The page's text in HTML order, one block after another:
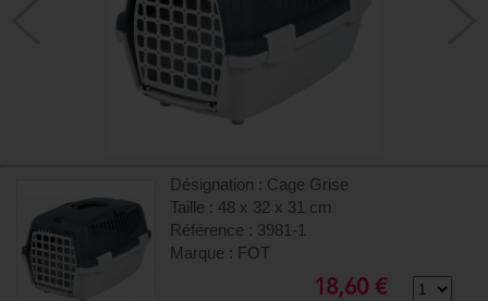
Désignation : Cage Grise
Taille : 48 x 32 x 31 cm
Référence : 3981-1
Marque : FOT
18,60 €